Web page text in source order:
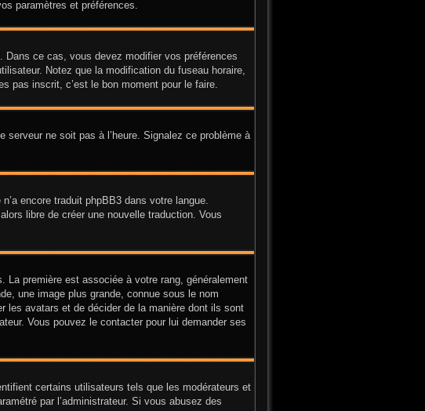
paramètres et préférences.
Dans ce cas, vous devez modifier vos préférences
Notez que la modification du fuseau horaire,
pas inscrit, c’est le bon moment pour le faire.
serveur ne soit pas à l’heure. Signalez ce problème à
encore traduit phpBB3 dans votre langue.
libre de créer une nouvelle traduction. Vous
La première est associée à votre rang, généralement
une image plus grande, connue sous le nom
les avatars et de décider de la manière dont ils sont
Vous pouvez le contacter pour lui demander ses
certains utilisateurs tels que les modérateurs et
par l’administrateur. Si vous abusez des